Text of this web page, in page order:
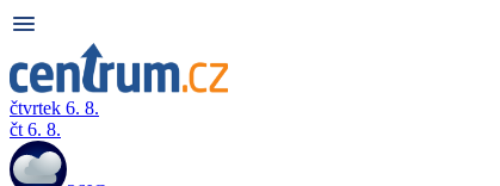
čtvrtek 6. 8.
čt 6. 8.